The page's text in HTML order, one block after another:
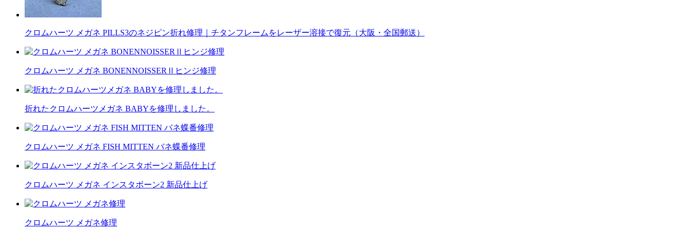
クロムハーツ メガネ PILLS3のネジピン折れ修理｜チタンフレームをレーザー溶接で復元（大阪・全国郵送）
クロムハーツ メガネ BONENNOISSERⅡヒンジ修理
折れたクロムハーツメガネ BABYを修理しました。
クロムハーツ メガネ FISH MITTEN バネ蝶番修理
クロムハーツ メガネ インスタボーン2 新品仕上げ
クロムハーツ メガネ修理